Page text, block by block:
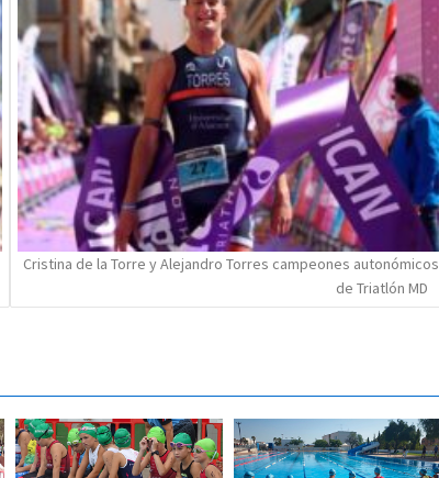
Cristina de la Torre y Alejandro Torres campeones autonómicos
de Triatlón MD